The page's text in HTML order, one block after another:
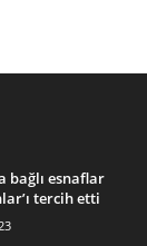
bağlı esnaflar
tercih etti